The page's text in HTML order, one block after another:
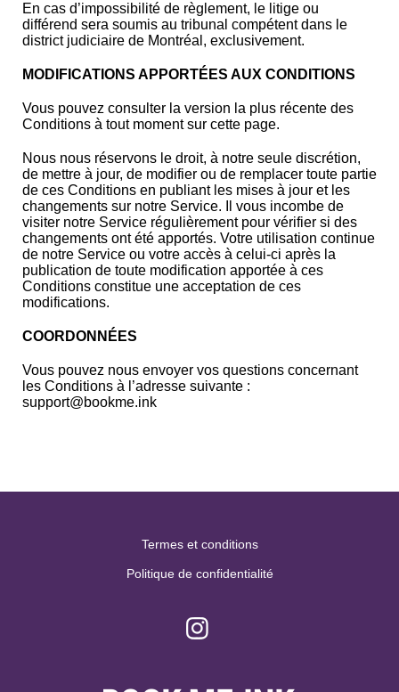
En cas d’impossibilité de règlement, le litige ou
différend sera soumis au tribunal compétent dans le
district judiciaire de Montréal, exclusivement.
MODIFICATIONS APPORTÉES AUX CONDITIONS
Vous pouvez consulter la version la plus récente des
Conditions à tout moment sur cette page.
Nous nous réservons le droit, à notre seule discrétion,
de mettre à jour, de modifier ou de remplacer toute partie
de ces Conditions en publiant les mises à jour et les
changements sur notre Service. Il vous incombe de
visiter notre Service régulièrement pour vérifier si des
changements ont été apportés. Votre utilisation continue
de notre Service ou votre accès à celui-ci après la
publication de toute modification apportée à ces
Conditions constitue une acceptation de ces
modifications.
COORDONNÉES
Vous pouvez nous envoyer vos questions concernant
les Conditions à l’adresse suivante :
support@bookme.ink
Termes et conditions
Politique de confidentialité